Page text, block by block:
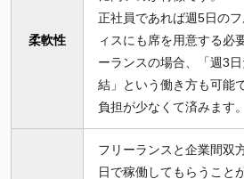
柔軟性
正社員であれば週5日の
ィスにも席を用意する必
ーランスの場合、「週3
結」という働き方も可能
負担が少なくて済みます。
フリーランスと企業間双
日で稼働してもらうこと